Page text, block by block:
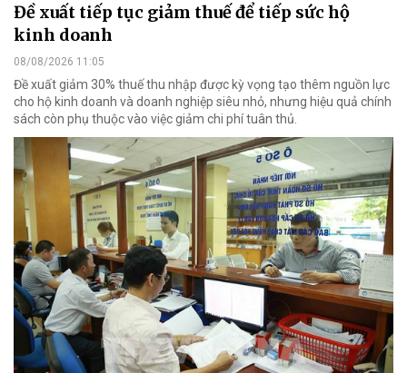
Đề xuất tiếp tục giảm thuế để tiếp sức hộ
kinh doanh
08/08/2026 11:05
Đề xuất giảm 30% thuế thu nhập được kỳ vọng tạo thêm nguồn lực
cho hộ kinh doanh và doanh nghiệp siêu nhỏ, nhưng hiệu quả chính
sách còn phụ thuộc vào việc giảm chi phí tuân thủ.